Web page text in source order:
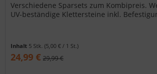
Verschiedene Sparsets zum Kombipreis.
UV-beständige Klettersteine inkl.
Inhalt 5 Stk. (5,00 € / 1 St.)
24,99 € 29,99 €